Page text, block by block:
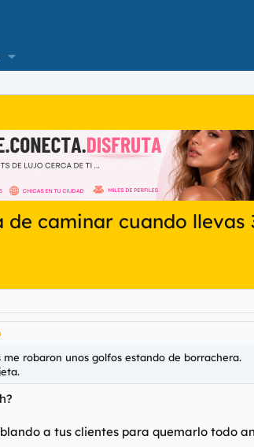
de caminar cuando llevas
me robaron unos golfos estando de borrachera.
a tus clientes para quemarlo todo